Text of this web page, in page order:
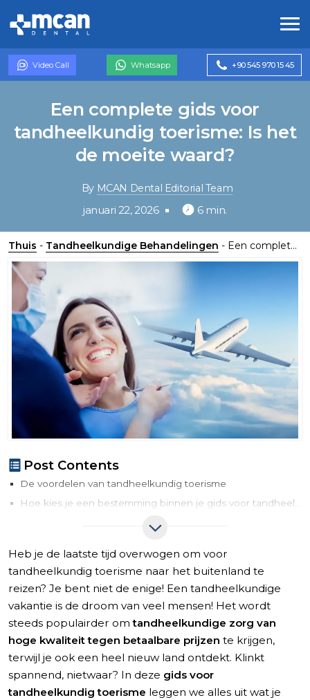
Video Call Whatsapp +90 545 970 15 45
Een complete gids voor
tandheelkundig toerisme: Is het
de moeite waard?
By MCAN Dental Editorial Team
januari 22, 2026 6 min.
Thuis - Tandheelkundige Behandelingen - Een complete gids voor tandheelkundig toerisme: Is het de moeite waard?
Post Contents
De voordelen van tandheelkundig toerisme
Hoe kies je een bestemming binnen je gids voor tandheelkundig toerisme
3- Ervaring en expertise van tandartsen
5- Kosteneffectiviteit
Voorbereiden op je tandheelkundige vakantie
Heb je de laatste tijd overwogen om voor
tandheelkundig toerisme naar het buitenland te
reizen? Je bent niet de enige! Een tandheelkundige
vakantie is de droom van veel mensen! Het wordt
steeds populairder omtandheelkundige zorg van
hoge kwaliteit tegen betaalbare prijzen te krijgen,
terwijl je ook een heel nieuw land ontdekt. Klinkt
spannend, nietwaar? In deze gids voor
tandheelkundig toerisme leggen we alles uit wat je